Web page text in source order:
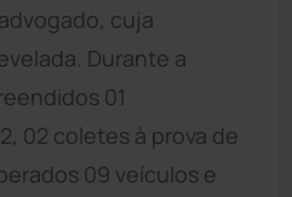
cuja
Durante a
01
02 coletes à prova de
09 veículos e